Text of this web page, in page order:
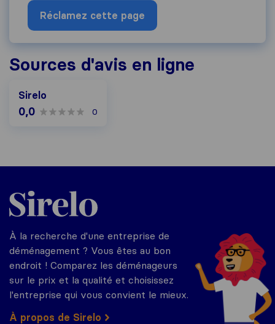
Réclamez cette page
Sources d'avis en ligne
Sirelo
0,0 0
Sirelo.fr
À la recherche d'une entreprise de
déménagement ? Vous êtes au bon
endroit ! Comparez les déménageurs
sur le prix et la qualité et choisissez
l'entreprise qui vous convient le mieux.
À propos de Sirelo